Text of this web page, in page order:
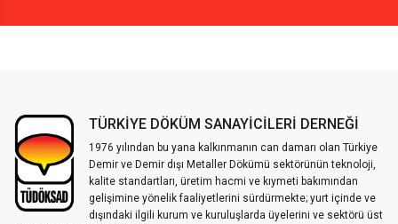
TÜRKİYE DÖKÜM SANAYİCİLERİ DERNEĞİ
1976 yılından bu yana kalkınmanın can damarı olan Türkiye
Demir ve Demir dışı Metaller Dökümü sektörünün teknoloji,
kalite standartları, üretim hacmi ve kıymeti bakımından
gelişimine yönelik faaliyetlerini sürdürmekte; yurt içinde ve
dışındaki ilgili kurum ve kuruluşlarda üyelerini ve sektörü üst